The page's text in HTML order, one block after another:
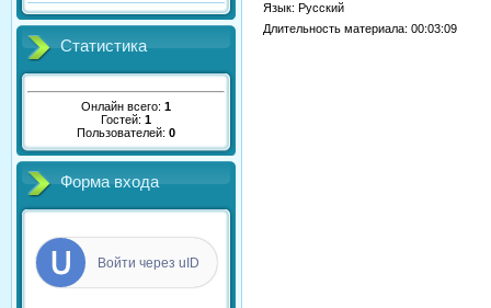
Статистика
Онлайн всего: 1
Гостей: 1
Пользователей: 0
Форма входа
Войти через uID
Язык: Русский
Длительность материала: 00:03:09